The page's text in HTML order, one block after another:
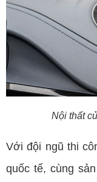
Nội thất
Với đội ngũ thi
quốc tế, cùng